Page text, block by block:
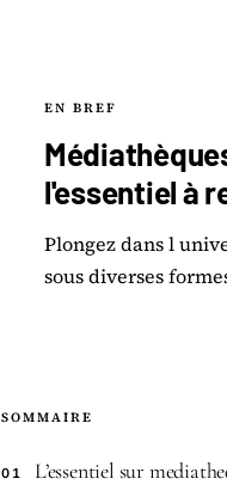
EN BREF
l'essentiel à
Plongez dans l
sous diverses
SOMMAIRE
01 L’essentiel sur